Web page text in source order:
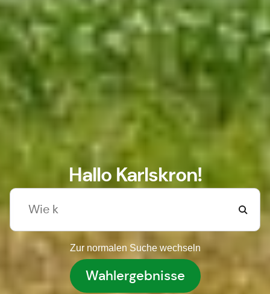
Hallo Karlskron!
Zur normalen Suche wechseln
Wahlergebnisse